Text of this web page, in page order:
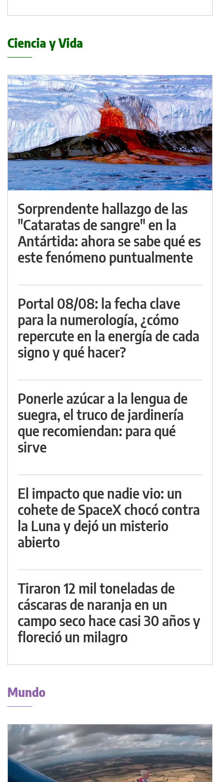
Ciencia y Vida
Sorprendente hallazgo de las
"Cataratas de sangre" en la
Antártida: ahora se sabe qué es
este fenómeno puntualmente
Portal 08/08: la fecha clave
para la numerología, ¿cómo
repercute en la energía de cada
signo y qué hacer?
Ponerle azúcar a la lengua de
suegra, el truco de jardinería
que recomiendan: para qué
sirve
El impacto que nadie vio: un
cohete de SpaceX chocó contra
la Luna y dejó un misterio
abierto
Tiraron 12 mil toneladas de
cáscaras de naranja en un
campo seco hace casi 30 años y
floreció un milagro
Mundo